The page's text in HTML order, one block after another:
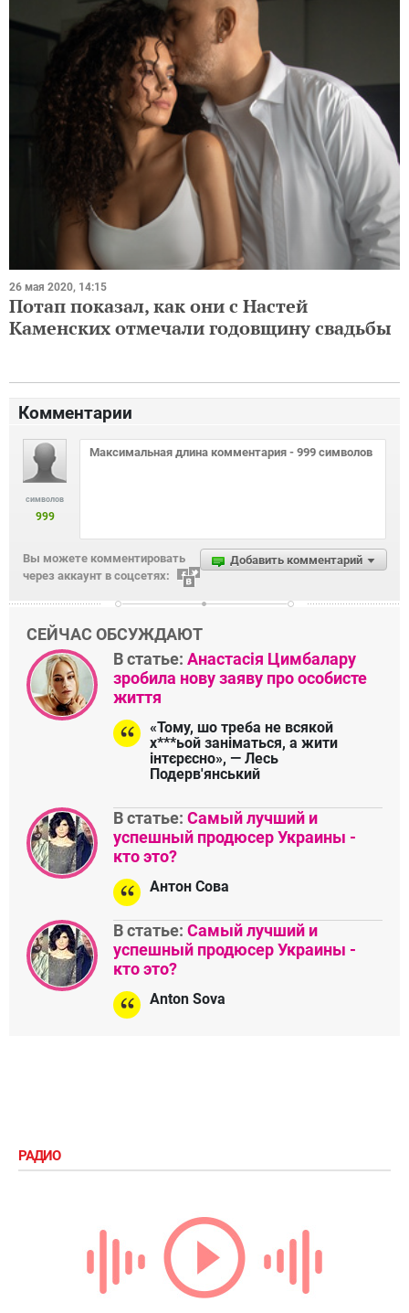
26 мая 2020, 14:15
Потап показал, как они с Настей
Каменских отмечали годовщину свадьбы
Комментарии
символов
999
Добавить комментарий
Вы можете комментировать
через аккаунт в соцсетях:
СЕЙЧАС ОБСУЖДАЮТ
В статье: Анастасія Цимбалару
зробила нову заяву про особисте
життя
«Тому, шо треба не всякой
х***ьой заніматься, а жити
інтєрєсно», — Лесь
Подерв'янський
В статье: Самый лучший и
успешный продюсер Украины -
кто это?
Антон Сова
В статье: Самый лучший и
успешный продюсер Украины -
кто это?
Anton Sova
РАДИО